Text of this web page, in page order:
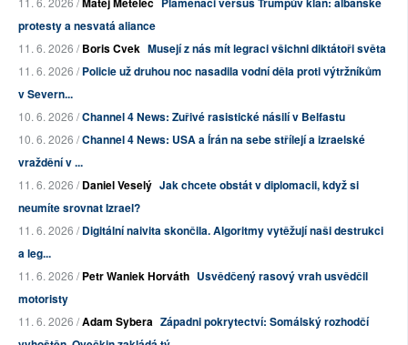
protesty a nesvatá aliance
11. 6. 2026 /Boris Cvek Musejí z nás mít legraci všichni diktátoři světa
11. 6. 2026 /Policie už druhou noc nasadila vodní děla proti výtržníkům
v Severn...
10. 6. 2026 /Channel 4 News: Zuřivé rasistické násilí v Belfastu
10. 6. 2026 /Channel 4 News: USA a Írán na sebe střílejí a izraelské
vraždění v ...
11. 6. 2026 /Daniel Veselý Jak chcete obstát v diplomacii, když si
neumíte srovnat Izrael?
11. 6. 2026 /Digitální naivita skončila. Algoritmy vytěžují naši destrukci
a leg...
11. 6. 2026 /Petr Waniek Horváth Usvědčený rasový vrah usvědčil
motoristy
11. 6. 2026 /Adam Sybera Západni pokrytectví: Somálský rozhodčí